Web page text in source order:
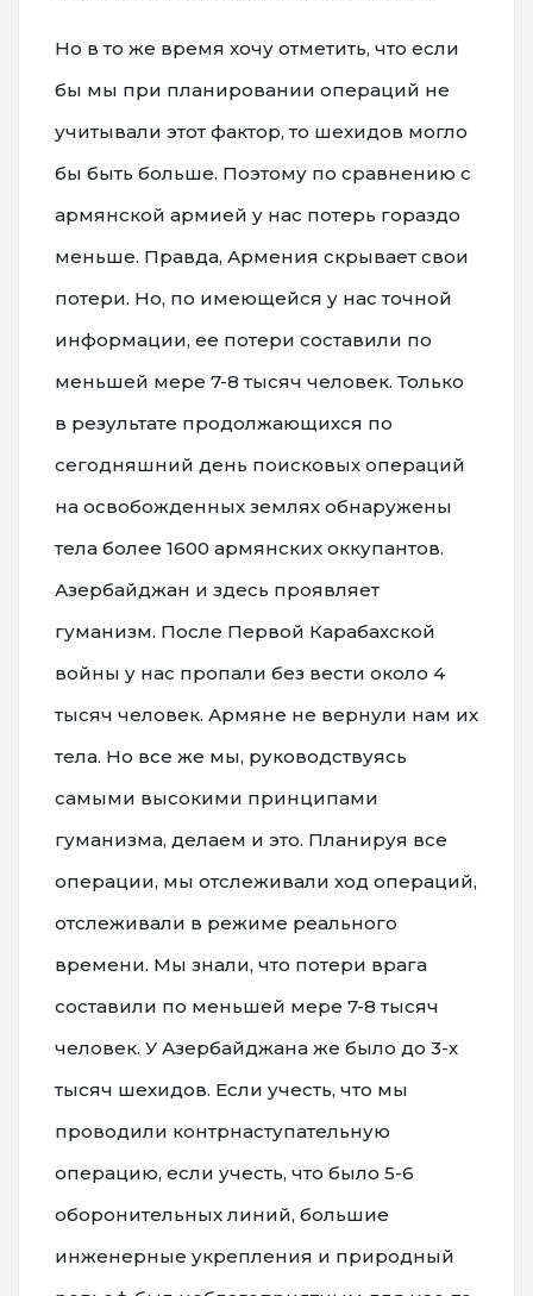
Но в то же время хочу отметить, что если
бы мы при планировании операций не
учитывали этот фактор, то шехидов могло
бы быть больше. Поэтому по сравнению с
армянской армией у нас потерь гораздо
меньше. Правда, Армения скрывает свои
потери. Но, по имеющейся у нас точной
информации, ее потери составили по
меньшей мере 7-8 тысяч человек. Только
в результате продолжающихся по
сегодняшний день поисковых операций
на освобожденных землях обнаружены
тела более 1600 армянских оккупантов.
Азербайджан и здесь проявляет
гуманизм. После Первой Карабахской
войны у нас пропали без вести около 4
тысяч человек. Армяне не вернули нам их
тела. Но все же мы, руководствуясь
самыми высокими принципами
гуманизма, делаем и это. Планируя все
операции, мы отслеживали ход операций,
отслеживали в режиме реального
времени. Мы знали, что потери врага
составили по меньшей мере 7-8 тысяч
человек. У Азербайджана же было до 3-х
тысяч шехидов. Если учесть, что мы
проводили контрнаступательную
операцию, если учесть, что было 5-6
оборонительных линий, большие
инженерные укрепления и природный